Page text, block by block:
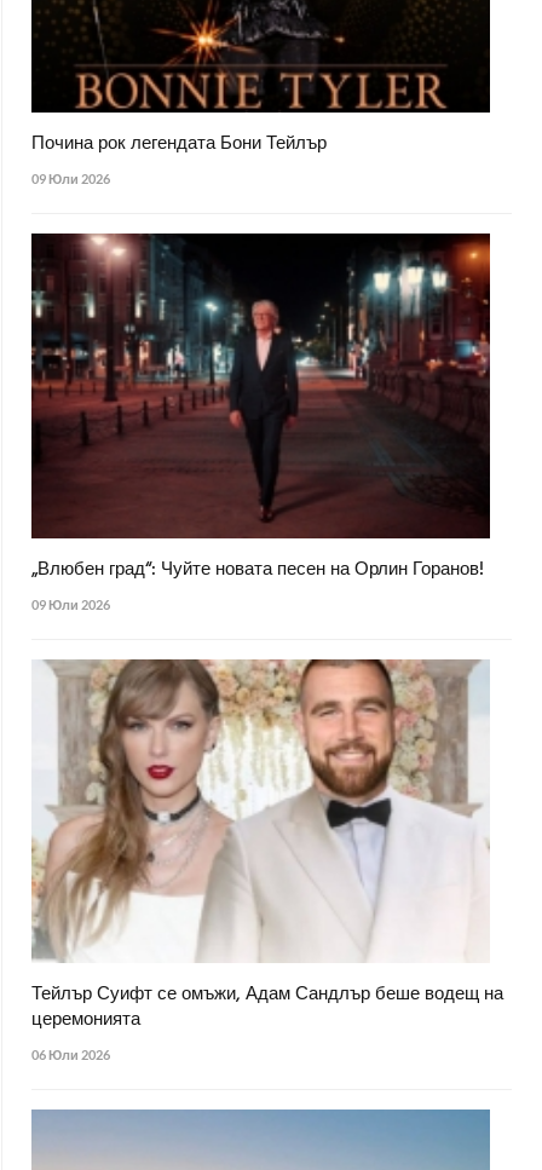
Почина рок легендата Бони Тейлър
09 Юли 2026
„Влюбен град“: Чуйте новата песен на Орлин Горанов!
09 Юли 2026
Тейлър Суифт се омъжи, Адам Сандлър беше водещ на
церемонията
06 Юли 2026